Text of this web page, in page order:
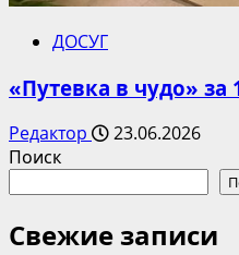
ДОСУГ
«Путевка в чудо» за
Редактор
23.06.2026
Поиск
Свежие записи